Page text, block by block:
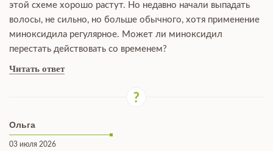
этой схеме хорошо растут. Но недавно начали выпадать
волосы, не сильно, но больше обычного, хотя применение
миноксидила регулярное. Может ли миноксидил
перестать действовать со временем?
Читать ответ
Ольга
03 июля 2026